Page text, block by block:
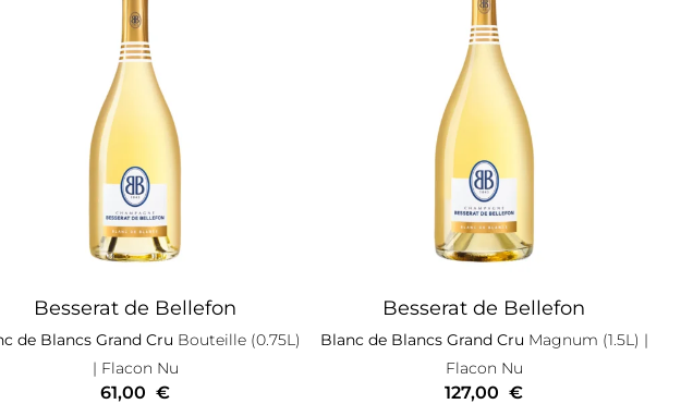
Besserat de Bellefon
de Blancs Grand Cru Bouteille (0.75L)
| Flacon Nu
61,00 €
Besserat de Bellefon
Blanc de Blancs Grand Cru Magnum (1.5L) |
Flacon Nu
127,00 €